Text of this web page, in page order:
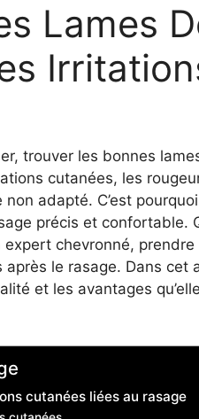
Lames
trouver les bonnes
cutanées, les
non adapté. C’est
précis et confortable.
chevronné,
le rasage. Dans cet
et les avantages
cutanées liées au rasage